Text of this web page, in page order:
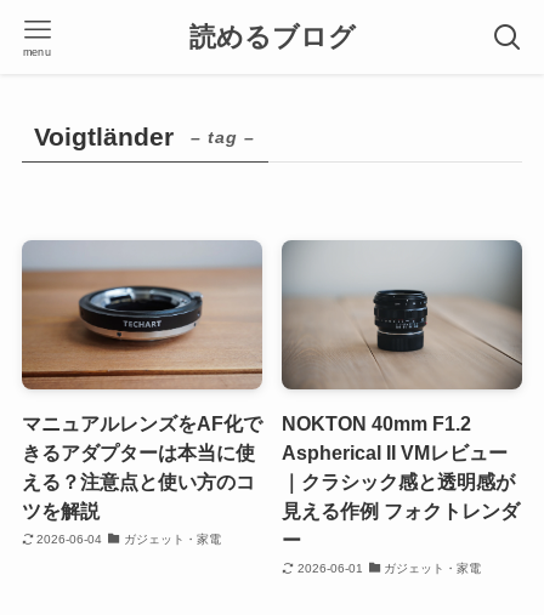
読めるブログ
menu
Voigtländer – tag –
マニュアルレンズをAF化で
きるアダプターは本当に使
える？注意点と使い方のコ
ツを解説
2026-06-04 ガジェット・家電
NOKTON 40mm F1.2
Aspherical II VMレビュー
｜クラシック感と透明感が
見える作例 フォクトレンダ
ー
2026-06-01 ガジェット・家電